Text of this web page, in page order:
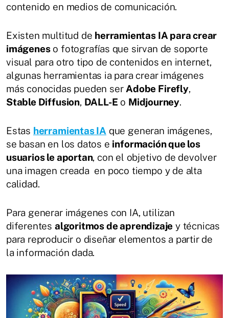
contenido en medios de comunicación.
Existen multitud de herramientas IA para crear
imágeneso fotografías que sirvan de soporte
visual para otro tipo de contenidos en internet,
algunas herramientas ia para crear imágenes
más conocidas pueden ser Adobe Firefly,
Stable Diffusion, DALL-E o Midjourney.
Estas herramientas IA que generan imágenes,
se basan en los datos e información que los
usuarios le aportan, con el objetivo de devolver
una imagen creada en poco tiempo y de alta
calidad.
Para generar imágenes con IA, utilizan
diferentes algoritmos de aprendizaje y técnicas
para reproducir o diseñar elementos a partir de
la información dada.